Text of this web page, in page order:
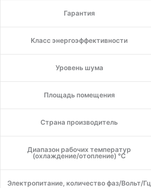
Гарантия
Класс энергоэффективности
Уровень шума
Площадь помещения
Страна производитель
Диапазон рабочих температур
(охлаждение/отопление) °C
Электропитание, количество фаз/Вольт/Гц